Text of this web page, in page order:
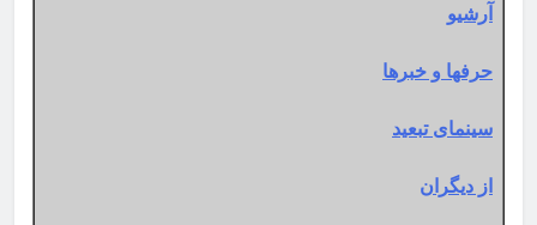
آرشیو
حرفها و خبرها
سینمای تبعید
از دیگران